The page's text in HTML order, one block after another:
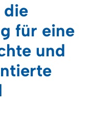
die
für eine
und